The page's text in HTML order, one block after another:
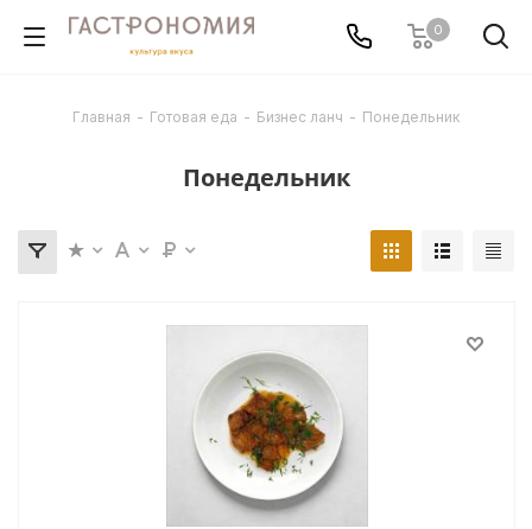
0
Главная - Готовая еда - Бизнес ланч - Понедельник
Понедельник